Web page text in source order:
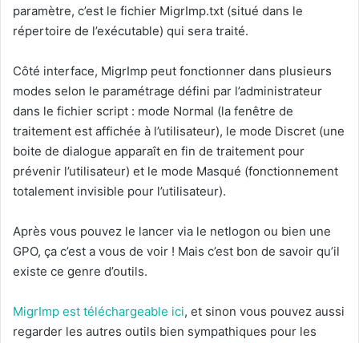
paramètre, c’est le fichier MigrImp.txt (situé dans le
répertoire de l’exécutable) qui sera traité.
Côté interface, MigrImp peut fonctionner dans plusieurs
modes selon le paramétrage défini par l’administrateur
dans le fichier script : mode Normal (la fenêtre de
traitement est affichée à l’utilisateur), le mode Discret (une
boite de dialogue apparaît en fin de traitement pour
prévenir l’utilisateur) et le mode Masqué (fonctionnement
totalement invisible pour l’utilisateur).
Après vous pouvez le lancer via le netlogon ou bien une
GPO, ça c’est a vous de voir ! Mais c’est bon de savoir qu’il
existe ce genre d’outils.
MigrImp est téléchargeable ici, et sinon vous pouvez aussi
regarder les autres outils bien sympathiques pour les